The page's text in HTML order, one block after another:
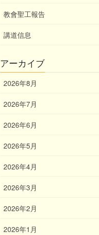
教會聖工報告
講道信息
アーカイブ
2026年8月
2026年7月
2026年6月
2026年5月
2026年4月
2026年3月
2026年2月
2026年1月